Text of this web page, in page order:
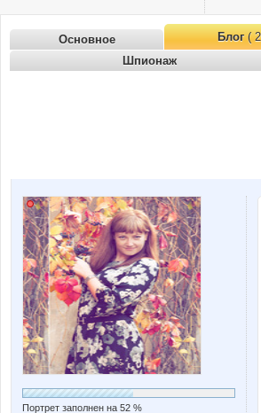
Основное Блог(
Шпионаж
Портрет заполнен на 52 %